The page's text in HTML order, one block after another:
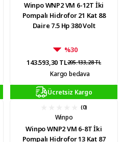
Winpo WNP2 VM 6-12T İki
Pompalı Hidrofor 21 Kat 88
Daire 7.5 Hp 380 Volt
%30
143.593,30 TL205.133,28 TL
Kargo bedava
Ücretsiz Kargo
(0)
Winpo
Winpo WNP2 VM 6-8T İki
Pompalı Hidrofor 13 Kat 87